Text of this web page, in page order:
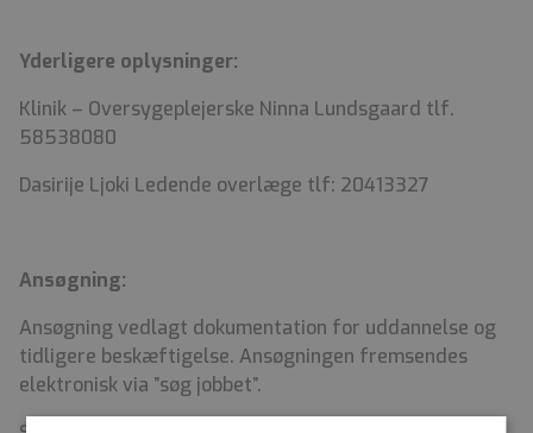
Yderligere oplysninger:
Klinik – Oversygeplejerske Ninna Lundsgaard tlf.
58538080
Dasirije Ljoki Ledende overlæge tlf: 20413327
Ansøgning:
Ansøgning vedlagt dokumentation for uddannelse og
tidligere beskæftigelse. Ansøgningen fremsendes
elektronisk via ”søg jobbet”.